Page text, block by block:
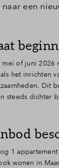
een
mei of juni 2026
het inrichten
Dit
steeds dichter
1
wonen in